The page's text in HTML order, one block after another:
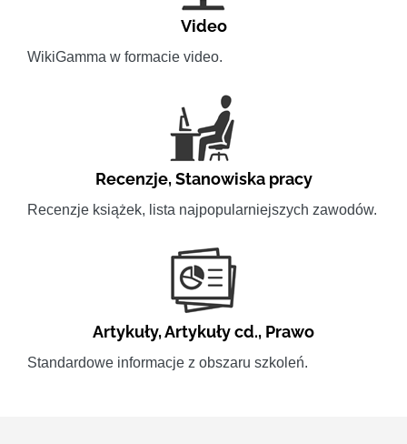
Video
WikiGamma w formacie video.
Recenzje,Stanowiska pracy
Recenzje książek, lista najpopularniejszych zawodów.
Artykuły,Artykuły cd., Prawo
Standardowe informacje z obszaru szkoleń.